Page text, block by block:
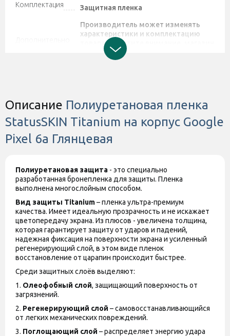
Комплектация
Защитная пленка
Производитель может изменять
характеристики и комплектацию
товара. Обратите внимание, магазин
не принимает претензии по поводу
этих изменений.
Описание Полиуретановая пленка
StatusSKIN Titanium на корпус Google
Pixel 6a Глянцевая
Полиуретановая защита - это специально
разработанная бронепленка для защиты. Пленка
выполнена многослойным способом.
Вид защиты Titanium– пленка ультра-премиум
качества. Имеет идеальную прозрачность и не искажает
цветопередачу экрана. Из плюсов - увеличена толщина,
которая гарантирует защиту от ударов и падений,
надежная фиксация на поверхности экрана и усиленный
регенерирующий слой, в этом виде пленок
восстановление от царапин происходит быстрее.
Среди защитных слоёв выделяют:
1. Олеофобный слой, защищающий поверхность от
загрязнений.
2. Регенерирующий слой – самовосстанавливающийся
от легких механических повреждений.
3. Поглощающий слой – распределяет энергию удара